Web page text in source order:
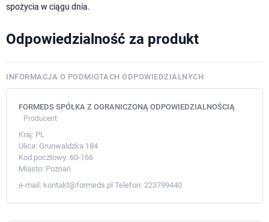
spożycia w ciągu dnia.
Odpowiedzialność za produkt
INFORMACJA O PODMIOTACH ODPOWIEDZIALNYCH
FORMEDS SPÓŁKA Z OGRANICZONĄ ODPOWIEDZIALNOŚCIĄ
Producent
Kraj: PL
Ulica: Grunwaldzka 184
Kod pocztowy: 60-166
Miasto: Poznań
e-mail: kontakt@formeds.pl Telefon: 223799440